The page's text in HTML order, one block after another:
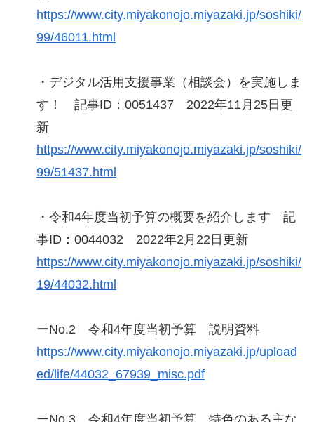
https://www.city.miyakonojo.miyazaki.jp/soshiki/
99/46011.html
・デジタル活用支援事業（相談会）を実施しま
す！ 記事ID：0051437 2022年11月25日更
新
https://www.city.miyakonojo.miyazaki.jp/soshiki/
99/51437.html
・令和4年度当初予算の概要を紹介します 記
事ID：0044032 2022年2月22日更新
https://www.city.miyakonojo.miyazaki.jp/soshiki/
19/44032.html
ーNo.2 令和4年度当初予算 説明資料
https://www.city.miyakonojo.miyazaki.jp/upload
ed/life/44032_67939_misc.pdf
ーNo.3 令和4年度当初予算 特色のある主な